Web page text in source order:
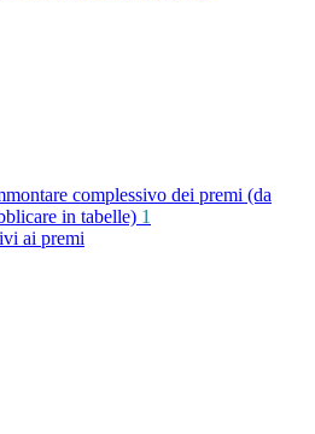
complessivo dei premi (da
in tabelle) 1
ai premi